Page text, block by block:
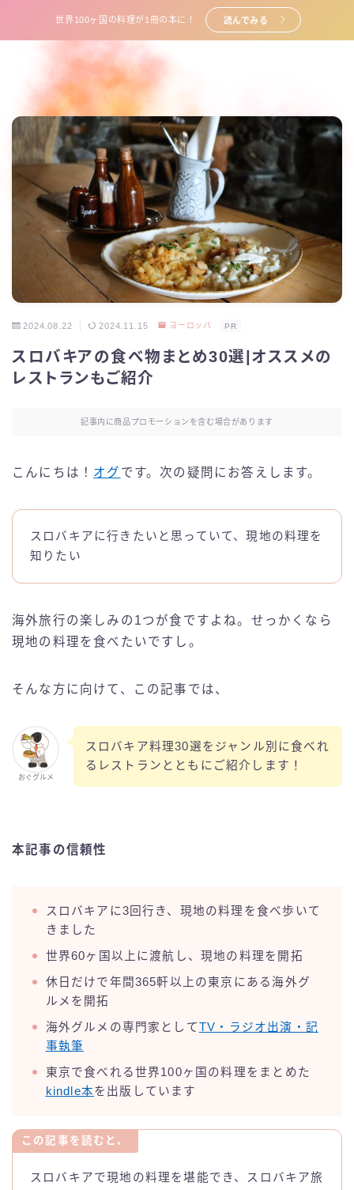
世界100ヶ国の料理が1冊の本に！ 読んでみる
2024.08.22 2024.11.15 ヨーロッパ PR
スロバキアの食べ物まとめ30選|オススメの
レストランもご紹介
記事内に商品プロモーションを含む場合があります
こんにちは！ オグ です。次の疑問にお答えします。
スロバキアに行きたいと思っていて、現地の料理を
知りたい
海外旅行の楽しみの1つが食ですよね。せっかくなら
現地の料理を食べたいですし。
そんな方に向けて、この記事では、
おぐグルメ
スロバキア料理30選をジャンル別に食べれ
るレストランとともにご紹介します！
本記事の信頼性
スロバキアに3回行き、現地の料理を食べ歩いて
きました
世界60ヶ国以上に渡航し、現地の料理を開拓
休日だけで年間365軒以上の東京にある海外グ
ルメを開拓
海外グルメの専門家としてTV・ラジオ出演・記
事執筆
東京で食べれる世界100ヶ国の料理をまとめた
kindle本を出版しています
この記事を読むと、
スロバキアで現地の料理を堪能でき、スロバキア旅